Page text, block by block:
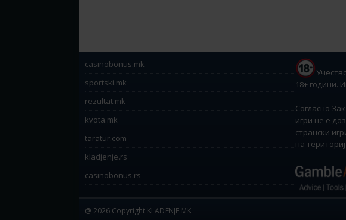
casinobonus.mk
sportski.mk
rezultat.mk
kvota.mk
taratur.com
kladjenje.rs
casinobonus.rs
18+ години.
Согласно
игри не е
странски
на
@ 2026 Copyright KLADENJE.MK